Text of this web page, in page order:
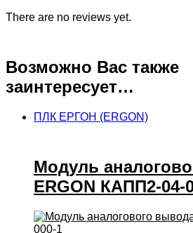
There are no reviews yet.
Возможно Вас также
заинтересует…
ПЛК ЕРГОН (ERGON)
Модуль
ERGON КАПП2-04-